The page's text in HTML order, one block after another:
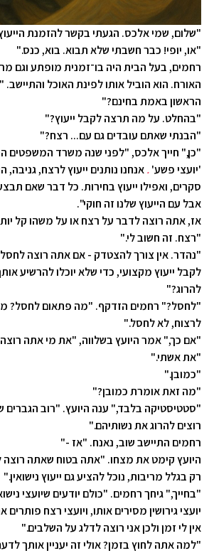
"שלום, שמי אלכס. הגעתי בקשר להזמנת
"או, יופי! כבר חשבתי שלא תבוא. בוא, כנס."
רחמים, בעל הבית היה בו־זמנית מופתע וגם
האורח. הוא הוביל אותו לפינת האוכל והתיישב.
הראשון באמת בחינם?"
"בהחלט. על מה תרצה לקבל ייעוץ?"
"הבנתי שאתם עובדים גם עם... רצח?"
"כן," חייך אלכס, "לפני שנה משרד המשפטים
'יועצי פשע'.אנחנו נותנים ייעוץ לרצח,
סקרים, ואפילו ייעוץ בחירות. כל דבר שאם
אבל עם הייעוץ שלנו זה חוקי".
אז, אתה רוצה לדבר על רצח או על משהו קל
"רצח. זה חשוב לי."
"נהדר. אין צורך להצטדק - אם אתה רוצה
לקבל ייעוץ מקצועי, כדי שלא יוכלו להרשיע
להרוג?"
"לחסל?" רחמים הזדקף. "מה פתאום לחסל?
לרצוח,לא לחסל."
"אם כך," אמר היועץ בשלווה, "את מי אתה
"את אשתי."
"כמובן."
"מה זאת אומרתכמובן?"
"סטטיסטיקה בלבד," ענה היועץ. "רוב הגברים
רוצים להרוג את נשותיהם."
רחמים התיישב שוב, נאנח. "אז -"
היועץ קימט את מצחו. "אתה בטוח שאתה רוצה
רק בגלל מריבות, נוכל להציע גם ייעוץ נישואין."
"בחייך," גיחך רחמים. "כולם יודעים שיועצי
יועצי גירושין מסירים אותו, ויועצי רצח
אין לי זמן ולכן אני רוצה לדלג על השלבים."
"למה אתה לחוץ בזמן? אולי זה יעניין אותך